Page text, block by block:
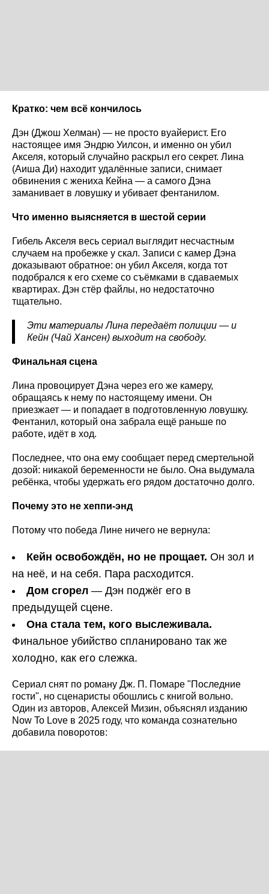
Кратко: чем всё кончилось
Дэн (Джош Хелман) — не просто вуайерист. Его
настоящее имя Эндрю Уилсон, и именно он убил
Акселя, который случайно раскрыл его секрет. Лина
(Аиша Ди) находит удалённые записи, снимает
обвинения с жениха Кейна — а самого Дэна
заманивает в ловушку и убивает фентанилом.
Что именно выясняется в шестой серии
Гибель Акселя весь сериал выглядит несчастным
случаем на пробежке у скал. Записи с камер Дэна
доказывают обратное: он убил Акселя, когда тот
подобрался к его схеме со съёмками в сдаваемых
квартирах. Дэн стёр файлы, но недостаточно
тщательно.
Эти материалы Лина передаёт полиции — и
Кейн (Чай Хансен) выходит на свободу.
Финальная сцена
Лина провоцирует Дэна через его же камеру,
обращаясь к нему по настоящему имени. Он
приезжает — и попадает в подготовленную ловушку.
Фентанил, который она забрала ещё раньше по
работе, идёт в ход.
Последнее, что она ему сообщает перед смертельной
дозой: никакой беременности не было. Она выдумала
ребёнка, чтобы удержать его рядом достаточно долго.
Почему это не хеппи-энд
Потому что победа Лине ничего не вернула:
Кейн освобождён, но не прощает. Он зол и
на неё, и на себя. Пара расходится.
Дом сгорел — Дэн поджёг его в
предыдущей сцене.
Она стала тем, кого выслеживала.
Финальное убийство спланировано так же
холодно, как его слежка.
Сериал снят по роману Дж. П. Помаре "Последние
гости", но сценаристы обошлись с книгой вольно.
Один из авторов, Алексей Мизин, объяснял изданию
Now To Love в 2025 году, что команда сознательно
добавила поворотов: